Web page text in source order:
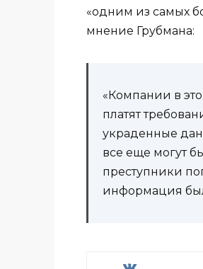
«одним из самых
мнение Грубмана:
«Компании в
платят
украденные
все еще могут
преступники
информация